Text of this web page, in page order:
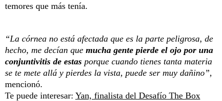
temores que más tenía.
“La córnea no está afectada que es la parte peligrosa, de
hecho, me decían que mucha gente pierde el ojo por una
conjuntivitis de estas porque cuando tienes tanta materia
se te mete allá y pierdes la vista, puede ser muy dañino”,
mencionó.
Te puede interesar: Yan, finalista del Desafío The Box